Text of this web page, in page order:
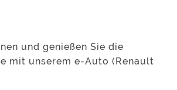
und genießen Sie die
mit unserem e-Auto (Renault